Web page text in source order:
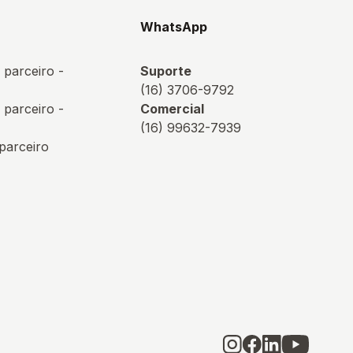
parceiro -
parceiro -
WhatsApp
Suporte
(16) 3706-9792
Comercial
(16) 99632-7939